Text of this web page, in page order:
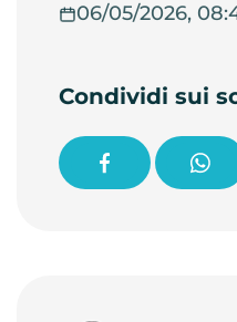
06/05/2026,
Condividi sui